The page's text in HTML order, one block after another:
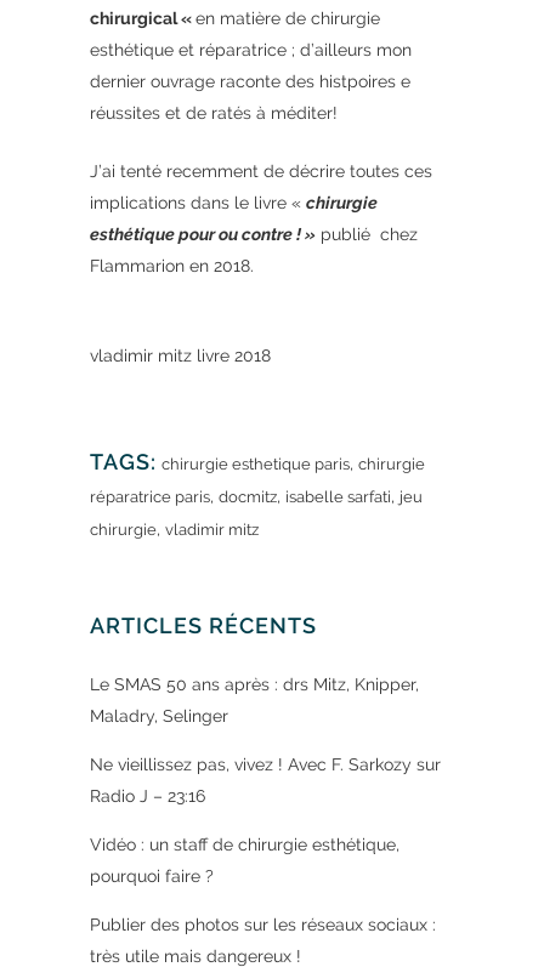
chirurgical «en matière de chirurgie
esthétique et réparatrice ; d’ailleurs mon
dernier ouvrage raconte des histpoires e
réussites et de ratés à méditer!
J’ai tenté recemment de décrire toutes ces
implications dans le livre « chirurgie
esthétique pour ou contre ! » publié chez
Flammarion en 2018.
vladimir mitz livre 2018
TAGS: chirurgie esthetique paris, chirurgie
réparatrice paris, docmitz, isabelle sarfati, jeu
chirurgie, vladimir mitz
ARTICLES RÉCENTS
Le SMAS 50 ans après : drs Mitz, Knipper,
Maladry, Selinger
Ne vieillissez pas, vivez ! Avec F. Sarkozy sur
Radio J – 23:16
Vidéo : un staff de chirurgie esthétique,
pourquoi faire ?
Publier des photos sur les réseaux sociaux :
très utile mais dangereux !